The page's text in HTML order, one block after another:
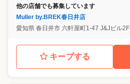
他の店舗でも募集しています
Muller by.BREK春日井店
愛知県 春日井市 六軒屋町1-47 J&Jビル2F
キープする